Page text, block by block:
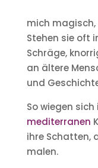
mich magisch,
Stehen sie oft
Schräge,
an ältere
und
So wiegen
mediterranen
ihre Schatten,
malen.